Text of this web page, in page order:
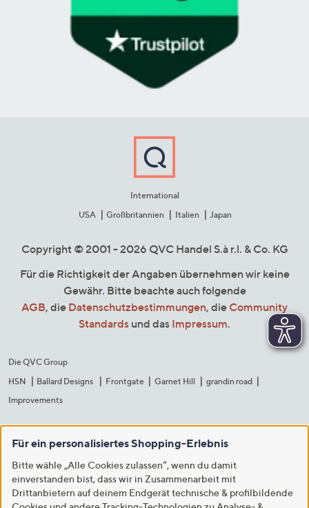
International
USA
Großbritannien Italien Japan
Copyright © 2001 - 2026 QVC Handel S.à r.l. & Co. KG
Für die Richtigkeit der Angaben übernehmen wir keine
Gewähr. Bitte beachte auch folgende
AGB, die Datenschutzbestimmungen, die Community
Standards und das Impressum.
Die QVC Group
HSN
Ballard Designs Frontgate Garnet Hill
grandin road
Improvements
Für ein personalisiertes Shopping-Erlebnis
Bitte wähle „Alle Cookies zulassen“, wenn du damit
einverstanden bist, dass wir in Zusammenarbeit mit
Drittanbietern auf deinem Endgerät technische & profilbildende